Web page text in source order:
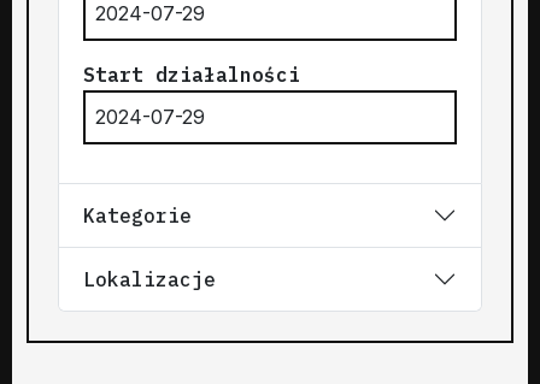
2024-07-29
Start działalności
2024-07-29
Kategorie
Lokalizacje